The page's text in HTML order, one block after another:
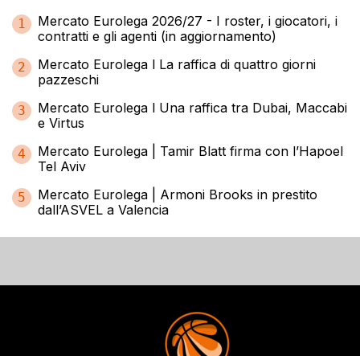
1
Mercato Eurolega 2026/27 - I roster, i giocatori, i
contratti e gli agenti (in aggiornamento)
2
Mercato Eurolega l La raffica di quattro giorni
pazzeschi
3
Mercato Eurolega l Una raffica tra Dubai, Maccabi
e Virtus
4
Mercato Eurolega | Tamir Blatt firma con l’Hapoel
Tel Aviv
5
Mercato Eurolega | Armoni Brooks in prestito
dall’ASVEL a Valencia